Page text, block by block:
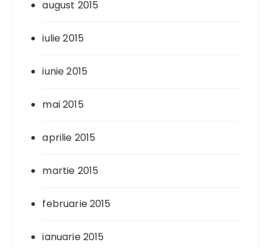
august 2015
iulie 2015
iunie 2015
mai 2015
aprilie 2015
martie 2015
februarie 2015
ianuarie 2015